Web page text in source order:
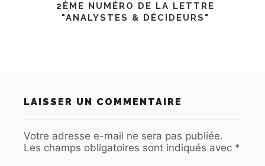
2ÈME NUMÉRO DE LA LETTRE
"ANALYSTES & DÉCIDEURS"
LAISSER UN COMMENTAIRE
Votre adresse e-mail ne sera pas publiée.
Les champs obligatoires sont indiqués avec *